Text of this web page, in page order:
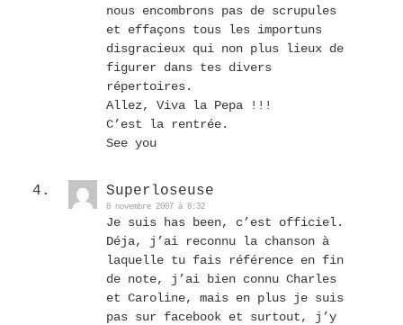
nous encombrons pas de scrupules
et effaçons tous les importuns
disgracieux qui non plus lieux de
figurer dans tes divers
répertoires.
Allez, Viva la Pepa !!!
C’est la rentrée.
See you
Superloseuse
8 novembre 2007 à 8:32
Je suis has been, c’est officiel.
Déja, j’ai reconnu la chanson à
laquelle tu fais référence en fin
de note, j’ai bien connu Charles
et Caroline, mais en plus je suis
pas sur facebook et surtout, j’y